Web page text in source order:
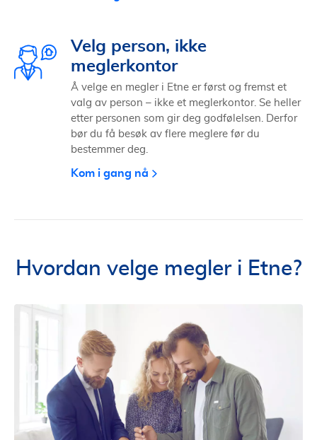
Velg person, ikke
meglerkontor
Å velge en megler i Etne er først og fremst et
valg av person – ikke et meglerkontor. Se heller
etter personen som gir deg godfølelsen. Derfor
bør du få besøk av flere meglere før du
bestemmer deg.
Kom i gang nå
Hvordan velge megler i Etne?